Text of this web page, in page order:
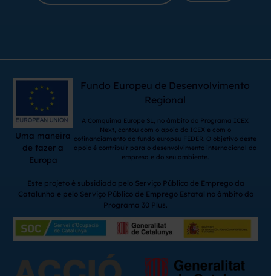
Uma maneira
de fazer a
Europa
Fundo Europeu de Desenvolvimento
Regional
A Comquima Europe SL, no âmbito do Programa ICEX
Next, contou com o apoio do ICEX e com o
cofinanciamento do fundo europeu FEDER. O objetivo deste
apoio é contribuir para o desenvolvimento internacional da
empresa e do seu ambiente.
Este projeto é subsidiado pelo Serviço Público de Emprego da
Catalunha e pelo Serviço Público de Emprego Estatal no âmbito do
Programa 30 Plus.